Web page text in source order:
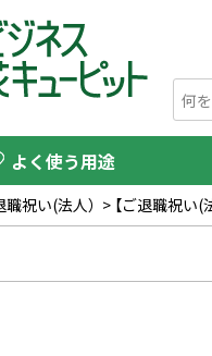
よく使う用途
職祝い(法人） > 【ご退職祝い